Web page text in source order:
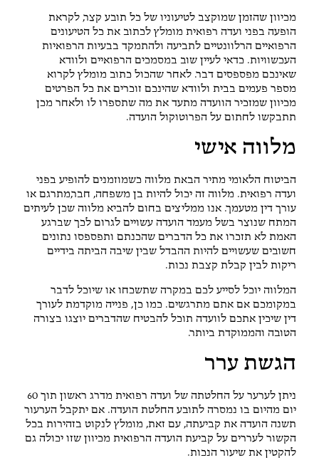
מכיוון שהזמן שמוקצב לטיעוניו של כל תובע קצר, לקראת
הופעה בפני ועדה רפואית מומלץ לכתוב את כל הטיעונים
הרפואיים הרלוונטיים לתביעה ולהתמקד בבעיות הרפואיות
העכשוויות. כדאי לעיין שוב במסמכים הרפואיים ולוודא
שאינכם מפספסים דבר. לאחר שהכול כתוב מומלץ לקרוא
מספר פעמים בבית ולוודא שהינכם זוכרים את כל הפרטים
מכיוון שמזכיר הוועדה מתעד את מה שתספרו לו ולאחר מכן
תתבקשו לחתום על הפרוטוקול הועדה.
מלווה אישי
הביטוח הלאומי מתיר הבאת מלווה כשמוזמנים להופיע בפני
ועדה רפואית. מלווה זה יכול להיות בן משפחה, חבר,מתרגם או
עורך דין מטעמך. אנו ממליצים בחום להביא מלווה שכן לעיתים
המתח שנוצר בשל מעמד הועדה עשויים לגרום לכך שברגע
האמת לא תזכרו את כל הדברים שהכנתם ותפספסו נתונים
חשובים שעשויים להיות ההבדל שבין שיבה הביתה בידיים
ריקות לבין קבלת קצבת נכות.
המלווה יוכל לסייע לכם במקרה שתשכחו או שיוכל לדבר
במקומכם אם אתם מתרגשים. כמו כן, פנייה מוקדמת לעורך
דין שיכין אתכם לוועדה תוכל להבטיח שהדברים יוצגו בצורה
הטובה והממוקדת ביותר.
הגשת ערר
ניתן לערער על החלטתה של ועדה רפואית מדרג ראשון תוך 60
יום מהיום בו נמסרה לתובע החלטת הועדה. אם יתקבל הערעור
תשנה הועדה את קביעתה, עם זאת, מומלץ לנקוט בזהירות בכל
הקשור לעררים על קביעת הועדה הרפואית מכיוון שזו יכולה גם
להקטין את שיעור הנכות.